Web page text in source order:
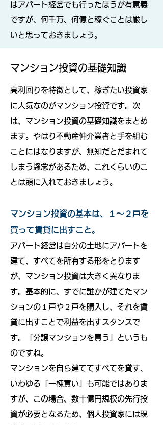
はアパート経営でも行ったほうが有意義
ですが、何千万、何億と稼ぐことは厳し
いと思っておきましょう。
マンション投資の基礎知識
高利回りを特徴として、稼ぎたい投資家
に人気なのがマンション投資です。次
は、マンション投資の基礎知識をまとめ
ます。やはり不動産仲介業者と手を組む
ことにはなりますが、無知だとだまれて
しまう懸念があるため、これくらいのこ
とは頭に入れておきましょう。
マンション投資の基本は、１～２戸を
買って賃貸に出すこと。
アパート経営は自分の土地にアパートを
建て、すべてを所有する形をとります
が、マンション投資は大きく異なりま
す。基本的に、すでに誰かが建てたマン
ションの１戸や２戸を購入し、それを賃
貸に出すことで利益を出すスタンスで
す。「分譲マンションを買う」というも
のですね。
マンションを自ら建ててすべてを貸す、
いわゆる「一棟買い」も可能ではありま
すが、この場合、数十億円規模の先行投
資が必要となるため、個人投資家には現